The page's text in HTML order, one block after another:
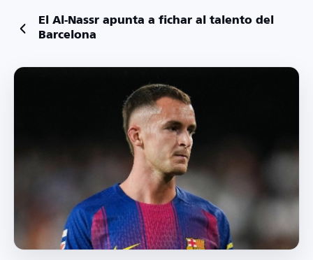
El Al-Nassr apunta a fichar al talento del
Barcelona